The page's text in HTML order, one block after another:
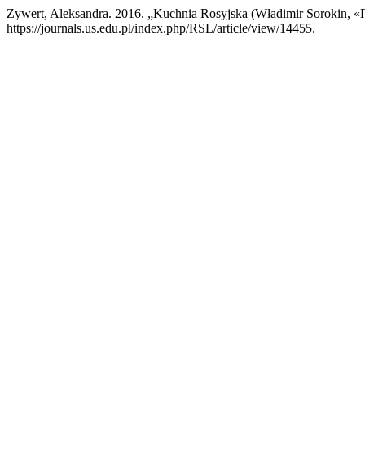
Zywert, Aleksandra. 2016. „Kuchnia Rosyjska (Władimir Sorokin,
https://journals.us.edu.pl/index.php/RSL/article/view/14455.